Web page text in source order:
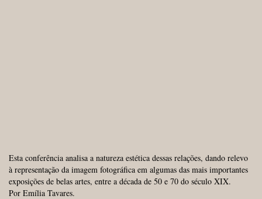
Esta conferência analisa a natureza estética dessas relações, dando relevo
à representação da imagem fotográfica em algumas das mais importantes
exposições de belas artes, entre a década de 50 e 70 do século XIX.
Por Emília Tavares.